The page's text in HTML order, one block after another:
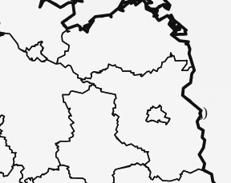
beantragt, unklar) und
Rollator, Rollstuhl, bettlägerig)
(ja, nein, unklar) mit